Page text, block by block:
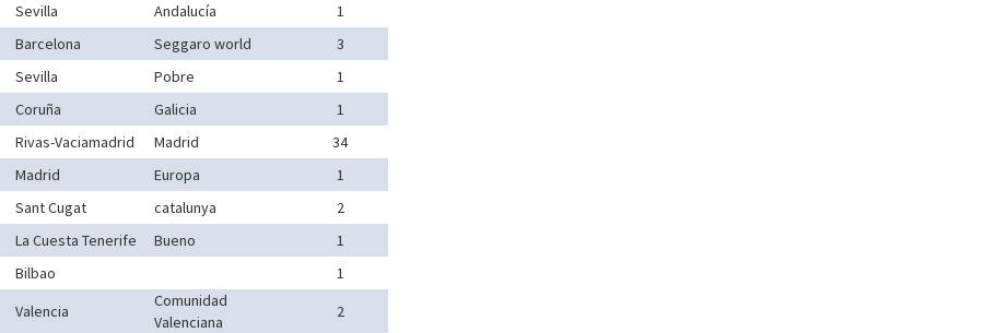
Sevilla Andalucía
1
Barcelona Seggaro world
3
Sevilla Pobre
1
Coruña Galicia
1
Rivas-Vaciamadrid Madrid
34
Madrid Europa
1
Sant Cugat catalunya
2
La Cuesta Tenerife Bueno
1
Bilbao
1
Valencia
Comunidad
Valenciana
2